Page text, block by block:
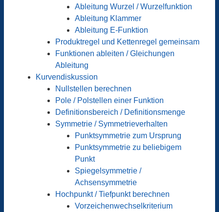
Ableitung Wurzel / Wurzelfunktion
Ableitung Klammer
Ableitung E-Funktion
Produktregel und Kettenregel gemeinsam
Funktionen ableiten / Gleichungen
Ableitung
Kurvendiskussion
Nullstellen berechnen
Pole / Polstellen einer Funktion
Definitionsbereich / Definitionsmenge
Symmetrie / Symmetrieverhalten
Punktsymmetrie zum Ursprung
Punktsymmetrie zu beliebigem
Punkt
Spiegelsymmetrie /
Achsensymmetrie
Hochpunkt / Tiefpunkt berechnen
Vorzeichenwechselkriterium